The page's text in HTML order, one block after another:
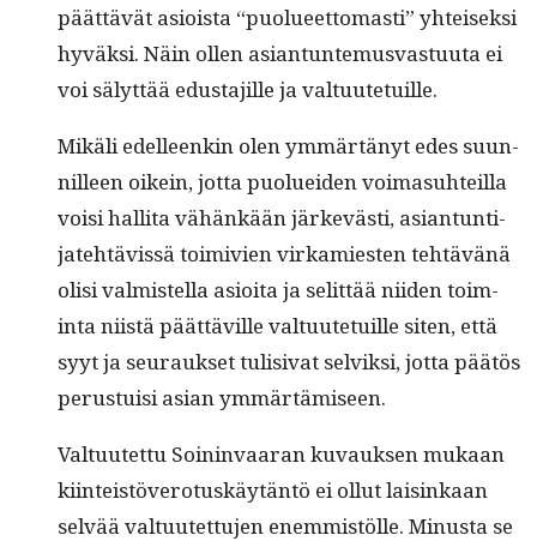
päät­tävät asioista “puolueet­tomasti” yhteisek­si
hyväk­si. Näin ollen asiantun­te­mus­vas­tu­u­ta ei
voi sälyt­tää edus­ta­jille ja valtuutetuille.
Mikäli edelleenkin olen ymmärtänyt edes suun­
nilleen oikein, jot­ta puoluei­den voima­suhteil­la
voisi hal­li­ta vähänkään järkevästi, asiantun­ti­
jate­htävis­sä toimivien virkami­esten tehtävänä
olisi valmis­tel­la asioi­ta ja selit­tää niiden toim­
inta niistä päät­täville val­tu­ute­tu­ille siten, että
syyt ja seu­rauk­set tuli­si­vat selviksi, jot­ta päätös
perus­tu­isi asian ymmärtämiseen.
Val­tu­utet­tu Soin­in­vaaran kuvauk­sen mukaan
kiin­teistövero­tuskäytän­tö ei ollut laisinkaan
selvää val­tu­utet­tu­jen enem­mistölle. Minus­ta se